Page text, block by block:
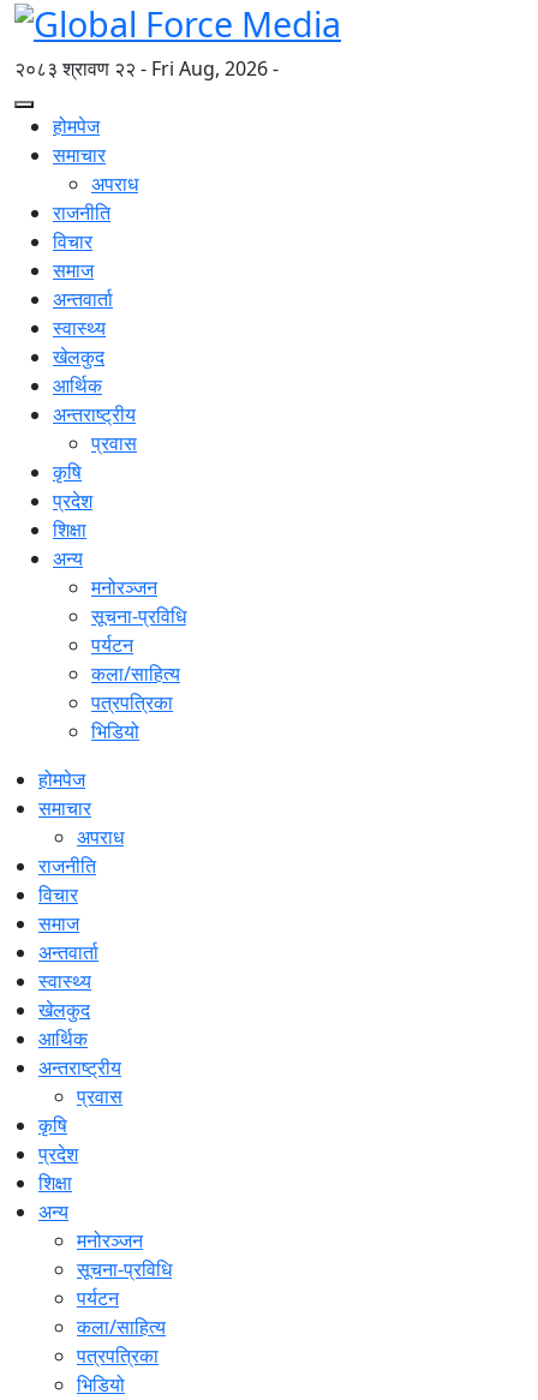
२०८३ श्रावण २२ - Fri Aug, 2026 -
होमपेज
समाचार
अपराध
राजनीति
विचार
समाज
अन्तवार्ता
स्वास्थ्य
खेलकुद
आर्थिक
अन्तराष्ट्रीय
प्रवास
कृषि
प्रदेश
शिक्षा
अन्य
मनोरञ्जन
सूचना-प्रविधि
पर्यटन
कला/साहित्य
पत्रपत्रिका
भिडियो
होमपेज
समाचार
अपराध
राजनीति
विचार
समाज
अन्तवार्ता
स्वास्थ्य
खेलकुद
आर्थिक
अन्तराष्ट्रीय
प्रवास
कृषि
प्रदेश
शिक्षा
अन्य
मनोरञ्जन
सूचना-प्रविधि
पर्यटन
कला/साहित्य
पत्रपत्रिका
भिडियो